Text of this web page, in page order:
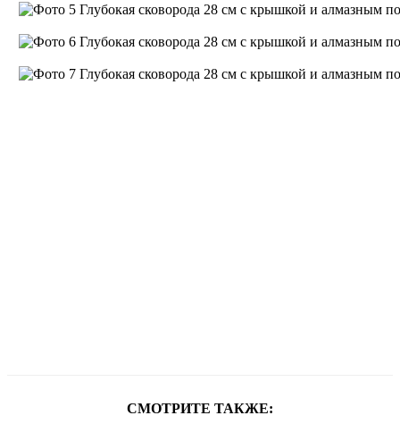
СМОТРИТЕ ТАКЖЕ: